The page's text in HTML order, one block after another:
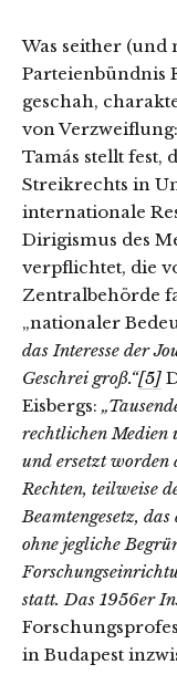
Was seither (und
Parteienbündnis
geschah,
von Verzweiflung:
Tamás stellt fest,
Streikrechts in
internationale
Dirigismus des
verpflichtet, die
Zentralbehörde
„nationaler
das Interesse der
Geschrei groß.“[5]
Eisbergs: „
rechtlichen Medien
und ersetzt worden
Rechten, teilweise
Beamtengesetz,
ohne jegliche
statt. Das 1956er
in Budapest